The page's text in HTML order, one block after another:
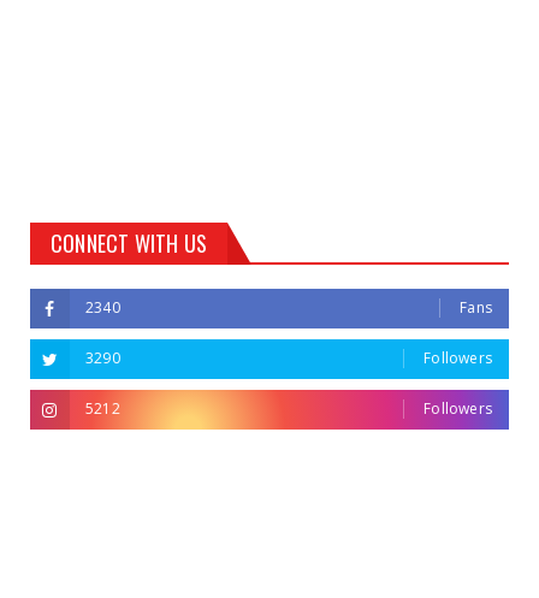
CONNECT WITH US
2340 Fans
3290 Followers
5212 Followers